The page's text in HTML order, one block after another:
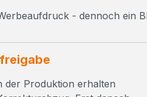
- dennoch ein
der Produktion erhalten